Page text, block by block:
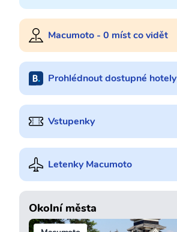
Macumoto - 0 míst co vidět
Prohlédnout dostupné hotely
Vstupenky
Letenky Macumoto
Okolní města